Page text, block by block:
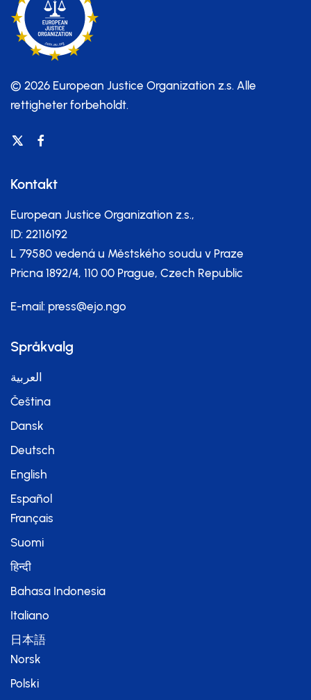
© 2026 European Justice Organization z.s. Alle
rettigheter forbeholdt.
Kontakt
European Justice Organization z.s.,
ID: 22116192
L 79580 vedená u Městského soudu v Praze
Pricna 1892/4, 110 00 Prague, Czech Republic
E-mail: press@ejo.ngo
Språkvalg
العربية
Čeština
Dansk
Deutsch
English
Español
Français
Suomi
हिन्दी
Bahasa Indonesia
Italiano
日本語
Norsk
Polski